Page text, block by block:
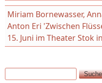
Miriam Bornewasser,
Anton Eri 'Zwischen
15. Juni im Theater Stok
Suchformular
Suche